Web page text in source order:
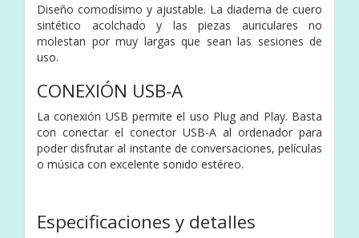
Diseño comodísimo y ajustable. La diadema de cuero
sintético acolchado y las piezas auriculares no
molestan por muy largas que sean las sesiones de
uso.
CONEXIÓN USB-A
La conexión USB permite el uso Plug and Play. Basta
con conectar el conector USB-A al ordenador para
poder disfrutar al instante de conversaciones, películas
o música con excelente sonido estéreo.
Especificaciones y detalles